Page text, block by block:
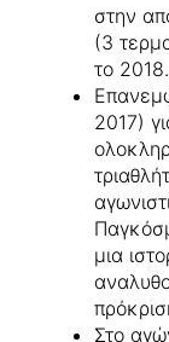
στην
(3
το 2018.
2017)
μια
Στο